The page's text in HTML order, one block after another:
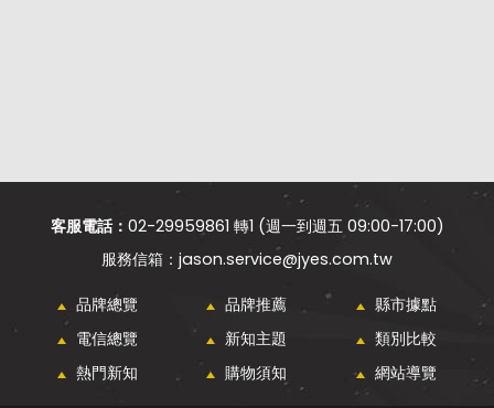
客服電話： 02-29959861 轉1 (週一到週五 09:00-17:00)
jason.service@jyes.com.tw
品牌總覽 品牌推薦
縣市據點
電信總覽
新知主題
類別比較
熱門新知
購物須知 網站導覽